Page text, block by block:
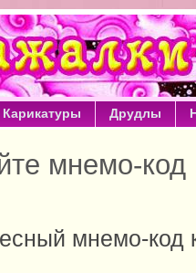
Карикатуры Друдлы
мнемо-
мнемо-код